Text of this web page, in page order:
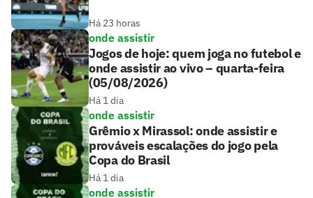
Há 23 horas
onde assistir
Jogos de hoje: quem joga no futebol e
onde assistir ao vivo – quarta-feira
(05/08/2026)
Há 1 dia
onde assistir
Grêmio x Mirassol: onde assistir e
prováveis escalações do jogo pela
Copa do Brasil
Há 1 dia
onde assistir